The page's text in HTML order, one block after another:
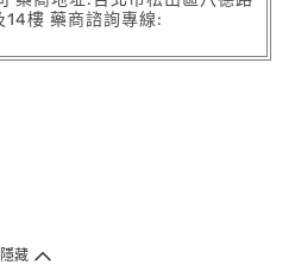
14樓 藥商諮詢專線:
隱藏